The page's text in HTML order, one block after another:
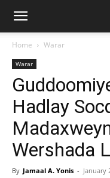
Home Warar
Warar
Hadlay
Wershada
By Jamaal A. Yonis - January